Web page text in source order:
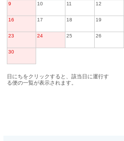
9 10 11 12
16 17 18 19
23 24 25 26
30
日にちをクリックすると、該当日に運行す
る便の一覧が表示されます。